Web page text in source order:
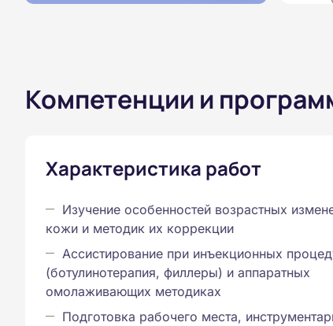
Компетенции и
Характеристика работ
Изучение особенностей возрастных
кожи и методик их коррекции
Ассистирование при инъекционных
(ботулинотерапия, филлеры) и аппаратных
омолаживающих методиках
Подготовка рабочего места,